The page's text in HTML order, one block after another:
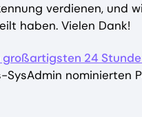
verdienen, und
haben. Vielen Dank!
großartigsten 24
SysAdmin nominierten